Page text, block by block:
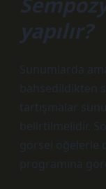
yapılır?
Sunumlarda
bahsedildikten
tartışmalar
belirtilmelidir.
görsel öğelerle
programına